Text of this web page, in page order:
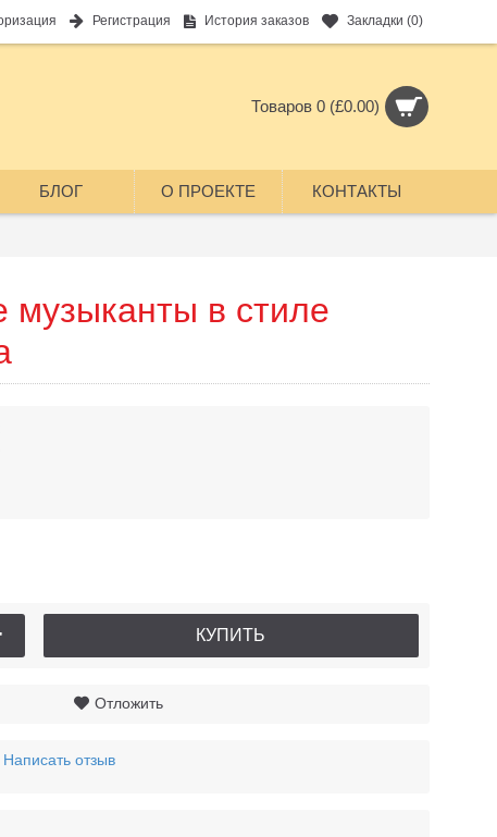
Регистрация История заказов Закладки (0)
Товаров 0 (£0.00)
БЛОГ О ПРОЕКТЕ КОНТАКТЫ
музыканты в стиле
КУПИТЬ
Отложить
Написать отзыв